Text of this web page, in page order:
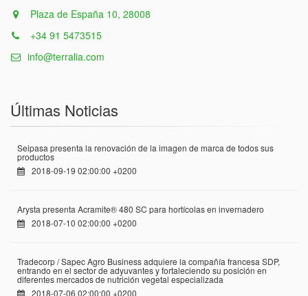
Plaza de España 10, 28008
+34 91 5473515
info@terralia.com
Últimas Noticias
Seipasa presenta la renovación de la imagen de marca de todos sus
productos
2018-09-19 02:00:00 +0200
Arysta presenta Acramite® 480 SC para hortícolas en invernadero
2018-07-10 02:00:00 +0200
Tradecorp / Sapec Agro Business adquiere la compañía francesa SDP,
entrando en el sector de adyuvantes y fortaleciendo su posición en
diferentes mercados de nutrición vegetal especializada
2018-07-06 02:00:00 +0200